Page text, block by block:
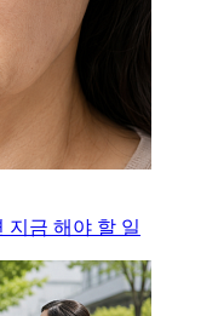
지금 해야 할 일